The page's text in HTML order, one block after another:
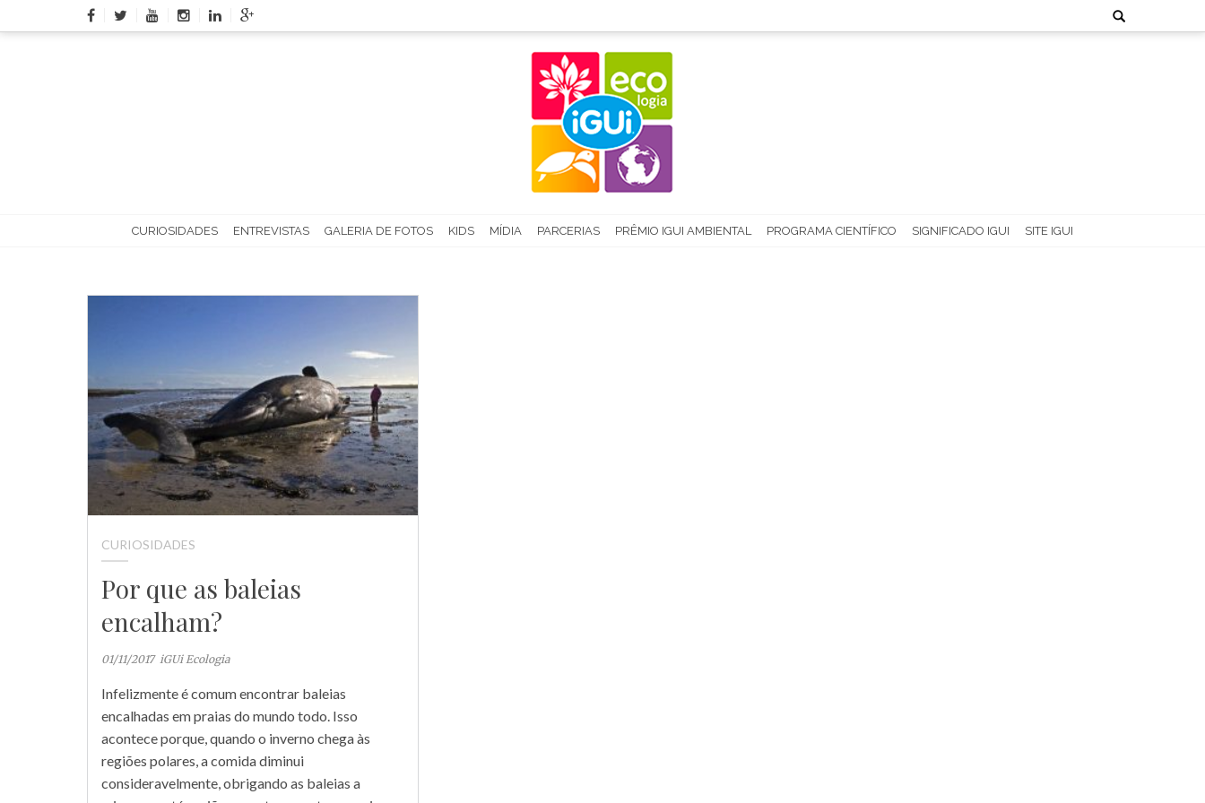
to
Search
for:
CURIOSIDADES ENTREVISTAS GALERIA DE FOTOS KIDS MÍDIA PARCERIAS PRÊMIO IGUI AMBIENTAL PROGRAMA CIENTÍFICO SIGNIFICADO IGUI SITE IGUI
CURIOSIDADES
Por que as baleias
encalham?
01/11/2017 iGUi Ecologia
Infelizmente é comum encontrar baleias
encalhadas em praias do mundo todo. Isso
acontece porque, quando o inverno chega às
regiões polares, a comida diminui
consideravelmente, obrigando as baleias a